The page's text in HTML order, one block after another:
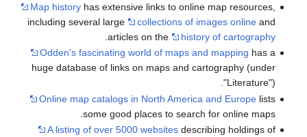
Map historyhas extensive links to online map resources,
including several large
collections of images online
articles on the
history of cartography
.
Odden's fascinating world of maps and mappinghas a
huge database of links on maps and cartography (under
"Literature").
Online map catalogs in North America and Europe lists
some good places to search for online maps.
A listing of over 5000 websitesdescribing holdings of